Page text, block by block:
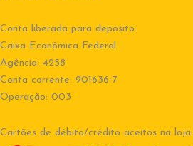
Conta liberada para deposito:
Caixa Econômica Federal
Agência: 4258
Conta corrente: 901636-7
Operação: 003
Cartões de débito/crédito aceitos na loja: